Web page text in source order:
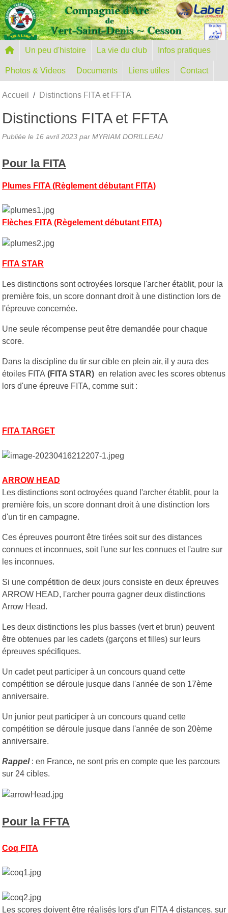
Un peu d'histoire La vie du club Infos pratiques
Photos & Videos Documents Liens utiles Contact
Accueil Distinctions FITA et FFTA
Distinctions FITA et FFTA
Publiée le 16 avril 2023 par MYRIAM DORILLEAU
Pour la FITA
Plumes FITA (Règlement débutant FITA)
Flèches FITA (Règelement débutant FITA)
FITA STAR
Les distinctions sont octroyées lorsque l'archer établit, pour la
première fois, un score donnant droit à une distinction lors de
l'épreuve concernée.
Une seule récompense peut être demandée pour chaque
score.
Dans la discipline du tir sur cible en plein air, il y aura des
étoiles FITA (FITA STAR) en relation avec les scores obtenus
lors d'une épreuve FITA, comme suit :
FITA TARGET
ARROW HEAD
Les distinctions sont octroyées quand l'archer établit, pour la
première fois, un score donnant droit à une distinction lors
d'un tir en campagne.
Ces épreuves pourront être tirées soit sur des distances
connues et inconnues, soit l'une sur les connues et l'autre sur
les inconnues.
Si une compétition de deux jours consiste en deux épreuves
ARROW HEAD, l'archer pourra gagner deux distinctions
Arrow Head.
Les deux distinctions les plus basses (vert et brun) peuvent
être obtenues par les cadets (garçons et filles) sur leurs
épreuves spécifiques.
Un cadet peut participer à un concours quand cette
compétition se déroule jusque dans l'année de son 17ème
anniversaire.
Un junior peut participer à un concours quand cette
compétition se déroule jusque dans l'année de son 20ème
anniversaire.
Rappel: en France, ne sont pris en compte que les parcours
sur 24 cibles.
Pour la FFTA
Coq FITA
Les scores doivent être réalisés lors d'un FITA 4 distances, sur
Panneau de gestion des cookies